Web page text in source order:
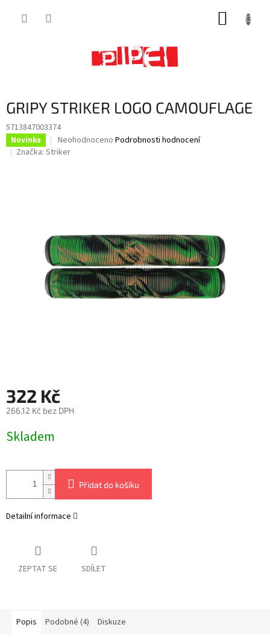
GRIPY STRIKER LOGO CAMOUFLAGE
5713847003374
Novinka
Průměrné
hodnocení
Neohodnoceno Podrobnosti hodnocení
Značka: Striker
322 Kč
266,12 Kč bez DPH
cena:
Skladem
Přidat do košíku
Detailní informace
ZEPTAT SE SDÍLET
Popis Podobné (4) Diskuze